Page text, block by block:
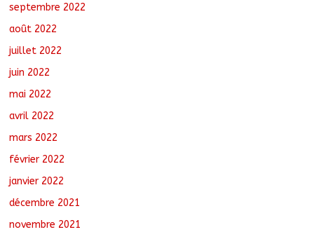
septembre 2022
août 2022
juillet 2022
juin 2022
mai 2022
avril 2022
mars 2022
février 2022
janvier 2022
décembre 2021
novembre 2021